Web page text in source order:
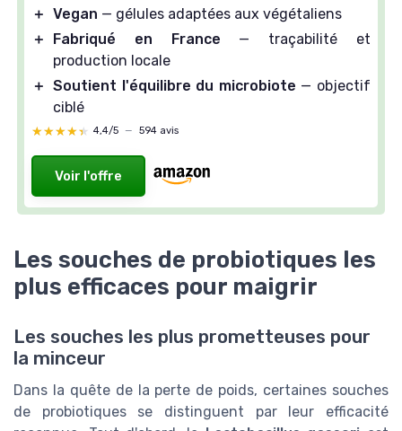
＋ Vegan — gélules adaptées aux végétaliens
＋
Fabriqué en France — traçabilité et
production locale
＋ Soutient l'équilibre du microbiote — objectif
ciblé
★★★★★
★★★★★ 4,4/5 — 594 avis
Voir l'offre
Les souches de probiotiques les
plus efficaces pour maigrir
Les souches les plus prometteuses pour
la minceur
Dans la quête de la perte de poids, certaines souches
de probiotiques se distinguent par leur efficacité